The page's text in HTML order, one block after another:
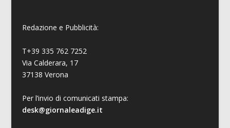
Redazione e Pubblicità:
T+39 335 762 7252
Via Calderara, 17
37138 Verona
Per l’invio di comunicati stampa:
desk@giornaleadige.it